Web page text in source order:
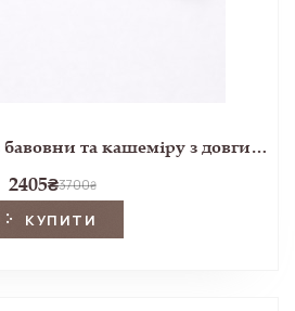
Жіночий пуловер з бавовни та кашеміру з довгим рукавом блакитного кольору
2405₴3700₴
КУПИТИ